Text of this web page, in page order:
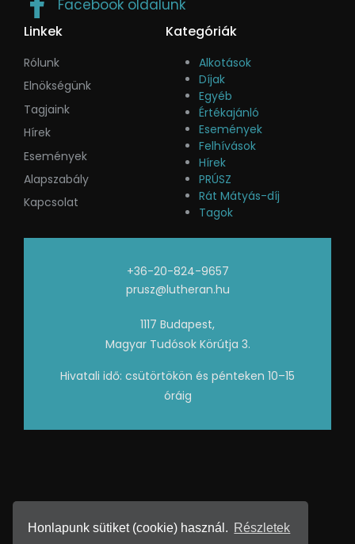
Honlapunk sütiket (cookie) használ. Részletek
Facebook oldalunk
Linkek
Rólunk
Elnökségünk
Tagjaink
Hírek
Események
Alapszabály
Kapcsolat
Kategóriák
Alkotások
Díjak
Egyéb
Értékajánló
Események
Felhívások
Hírek
PRÚSZ
Rát Mátyás-díj
Tagok
+36-20-824-9657
prusz@lutheran.hu
1117 Budapest,
Magyar Tudósok Körútja 3.
Hivatali idő: csütörtökön és pénteken 10–15
óráig
2026 • Készítette: GRAFIKREA